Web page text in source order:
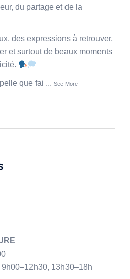
du partage et de la
des expressions à retrouver,
et surtout de beaux moments
que fai ... See More
13h30–18h